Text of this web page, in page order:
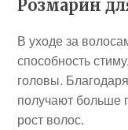
Розмарин
В уходе за
способность
головы.
получают больше
рост волос.